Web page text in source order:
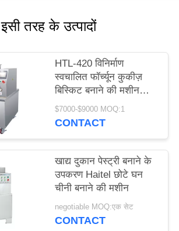
इसी तरह के उत्पादों
HTL-420 विनिर्माण
स्वचालित फॉर्च्यून कुकीज़
बिस्किट बनाने की मशीन
उत्पादन लाइन
$7000-$9000 MOQ:1
CONTACT
खाद्य दुकान पेस्ट्री बनाने के
उपकरण Haitel छोटे घन
चीनी बनाने की मशीन
negotiable MOQ:एक सेट
CONTACT